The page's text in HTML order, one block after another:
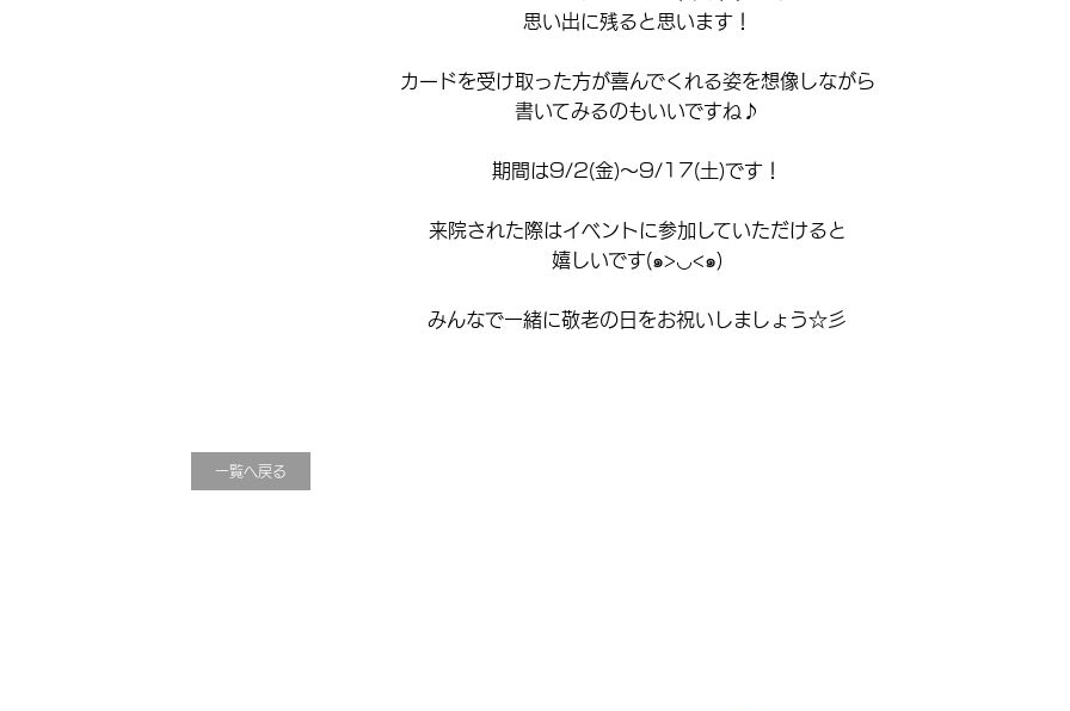
思い出に残ると思います！
カードを受け取った方が喜んでくれる姿を想像しながら
書いてみるのもいいですね♪
期間は9/2(金)〜9/17(土)です！
来院された際はイベントに参加していただけると
嬉しいです(๑>◡<๑)
みんなで一緒に敬老の日をお祝いしましょう☆彡
一覧へ戻る